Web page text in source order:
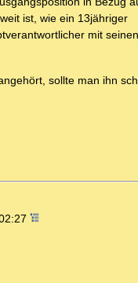
ist, wie ein 13jähriger
mit
sollte man ihn